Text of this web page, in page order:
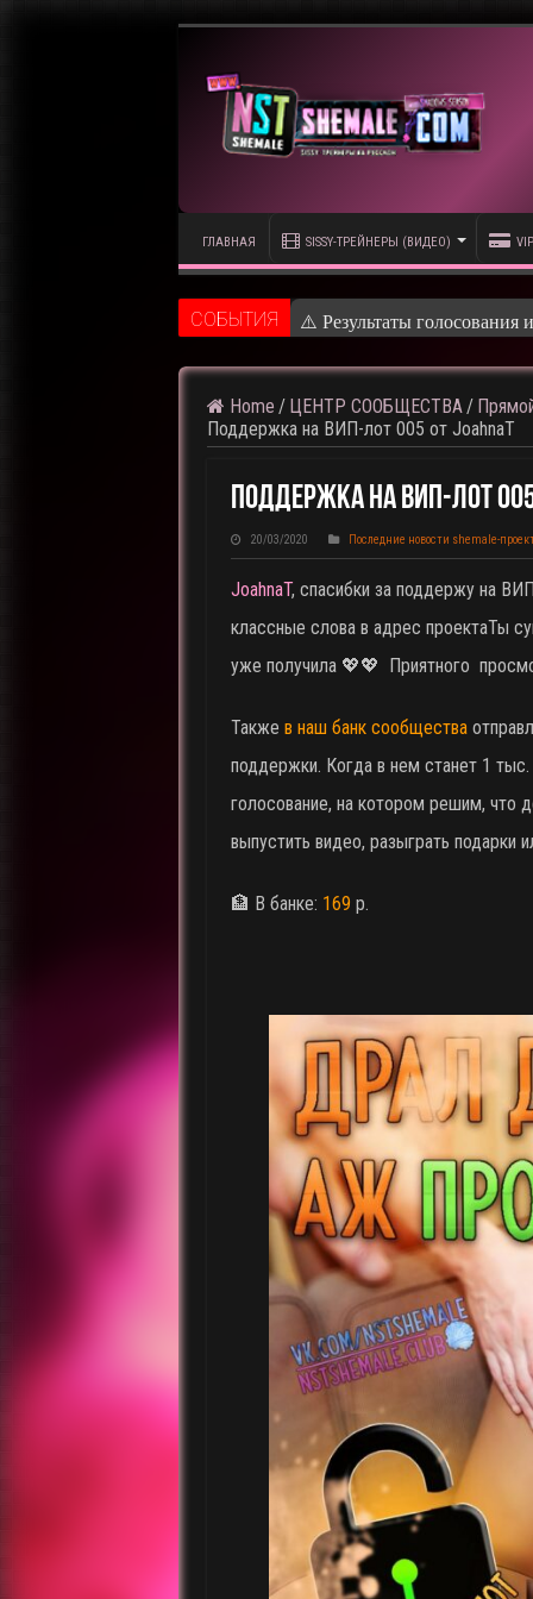
ГЛАВНАЯ SISSY-ТРЕЙНЕРЫ (ВИДЕО)
CОБЫТИЯ ⚠️ Результаты голосования
Home / ЦЕНТР СООБЩЕСТВА /
Поддержка на ВИП-лот 005 от JoahnaT
Поддержка На ВИП-Лот
20/03/2020 Последние новости shemale-
JoahnaT, спасибки за поддержу на
классные слова в адрес проектаТы
уже получила 💖💖 Приятного
Также в наш банк сообщества
поддержки. Когда в нем станет 1
голосование, на котором решим, что
выпустить видео, разыграть подарки
🏦 В банке: 169 р.